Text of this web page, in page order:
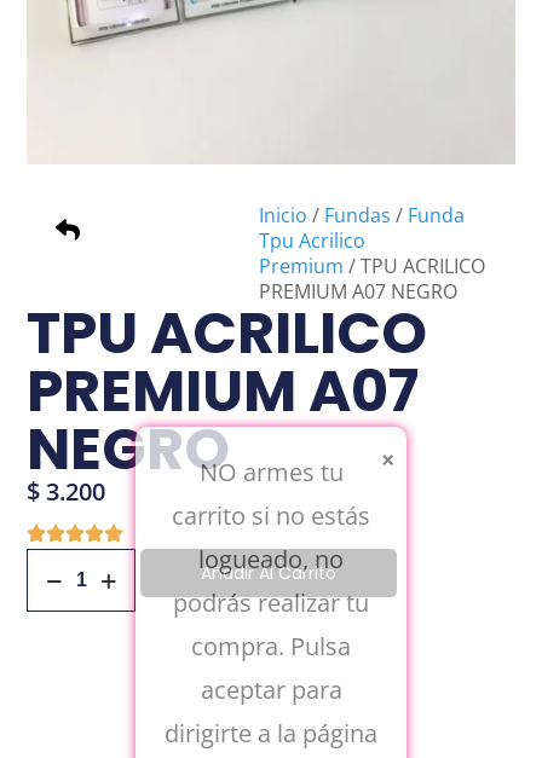
Inicio / Fundas / Funda
Tpu Acrilico
Premium / TPU ACRILICO
PREMIUM A07 NEGRO
TPU ACRILICO
PREMIUM A07
NEGRO
$3.200
Añadir Al Carrito
×
NO armes tu
carrito si no estás
logueado, no
podrás realizar tu
compra. Pulsa
aceptar para
dirigirte a la página